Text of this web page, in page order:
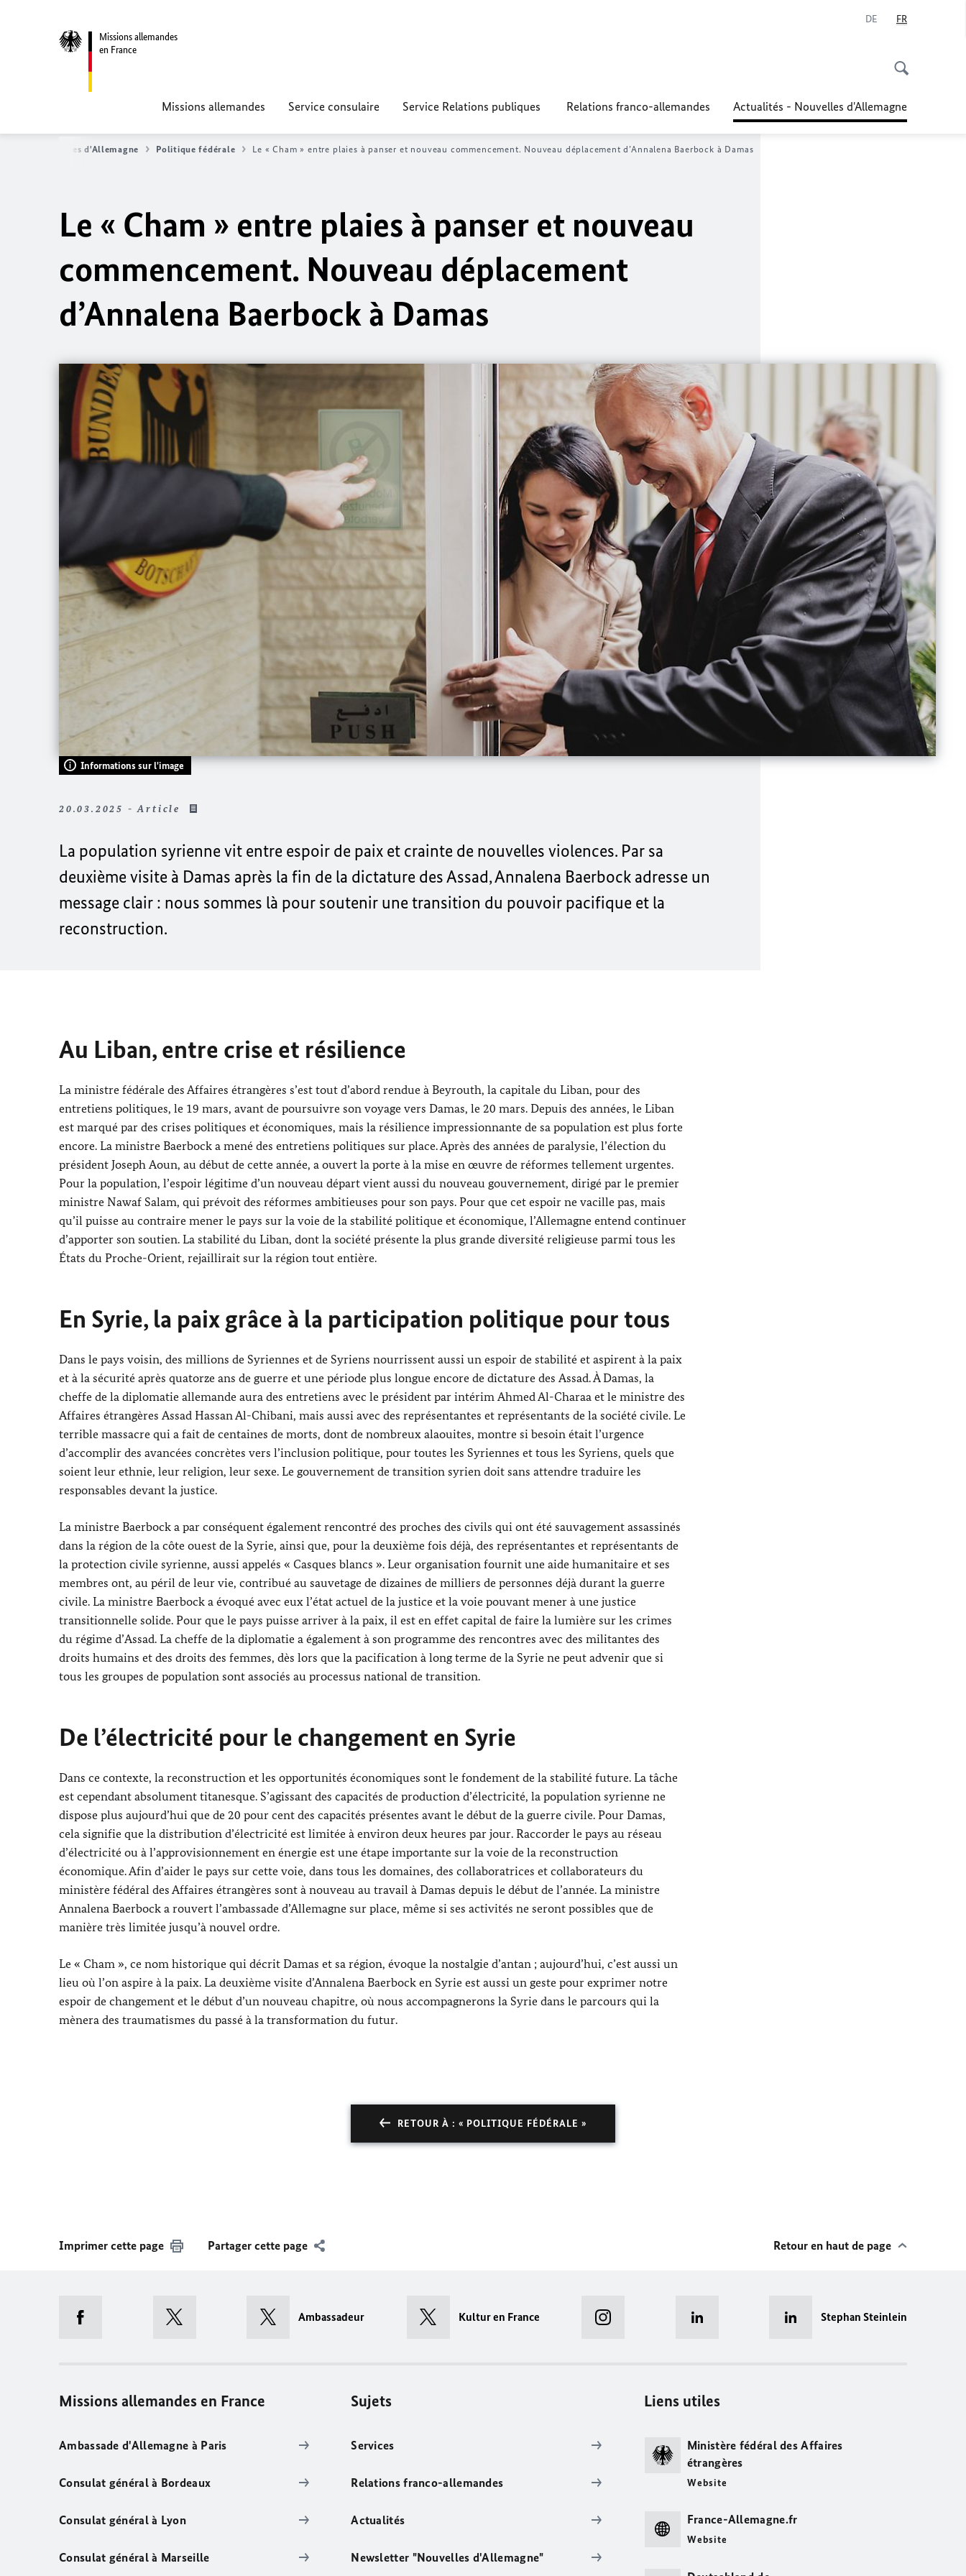
Missions allemandes
en France
DE FR
Missions allemandes Service consulaire Service Relations publiques Relations franco-allemandes Actualités - Nouvelles d'Allemagne
- Nouvelles d'Allemagne Politique fédérale Le « Cham » entre plaies à panser et nouveau commencement. Nouveau déplacementd’Annalena Baerbock à Damas
Le « Cham » entre plaies à panser et nouveau
commencement. Nouveau déplacement
d’Annalena Baerbockà Damas
Informations sur l'image
20.03.2025 - Article
La population syrienne vit entre espoir de paix et crainte de nouvelles violences. Par sa
deuxième visite à Damas après la fin de la dictature desAssad,Annalena Baerbock adresse un
message clair : nous sommes là pour soutenir une transition du pouvoir pacifique et la
reconstruction.
Au Liban, entre crise et résilience
La ministre fédérale des Affaires étrangères s’est tout d’abord rendue à Beyrouth, la capitale du Liban, pour des
entretiens politiques, le 19 mars, avant de poursuivre son voyage vers Damas, le 20 mars. Depuis des années, le Liban
est marqué par des crises politiques et économiques, mais la résilience impressionnante de sa population est plus forte
encore. La ministre Baerbock a mené des entretiens politiques sur place. Après des années de paralysie, l’élection du
président Joseph Aoun, au début de cette année, a ouvert la porte à la mise en œuvre de réformes tellement urgentes.
Pour la population, l’espoir légitime d’un nouveau départ vient aussi du nouveau gouvernement, dirigé par le premier
ministre Nawaf Salam, qui prévoit des réformes ambitieuses pour son pays. Pour que cet espoir ne vacille pas, mais
qu’il puisse au contraire mener le pays sur la voie de la stabilité politique et économique, l’Allemagne entend continuer
d’apporter son soutien. La stabilité du Liban, dont la société présente la plus grande diversité religieuse parmi tous les
États du Proche-Orient, rejaillirait sur la région tout entière.
En Syrie, la paix grâce à la participation politique pour tous
Dans le pays voisin, des millions de Syriennes et de Syriens nourrissent aussi un espoir de stabilité et aspirent à la paix
et à la sécurité après quatorze ans de guerre et une période plus longue encore de dictature des Assad. À Damas, la
cheffe de la diplomatie allemande aura des entretiens avec le président par intérim Ahmed Al-Charaa et le ministre des
Affaires étrangères Assad Hassan Al-Chibani, mais aussi avec des représentantes et représentants de la société civile. Le
terrible massacre qui a fait de centaines de morts, dont de nombreux alaouites, montre si besoin était l’urgence
d’accomplir des avancées concrètes vers l’inclusion politique, pour toutes les Syriennes et tous les Syriens, quels que
soient leur ethnie, leur religion, leur sexe. Le gouvernement de transition syrien doit sans attendre traduire les
responsables devant la justice.
La ministre Baerbock a par conséquent également rencontré des proches des civils qui ont été sauvagement assassinés
dans la région de la côte ouest de la Syrie, ainsi que, pour la deuxième fois déjà, des représentantes et représentants de
la protection civile syrienne, aussi appelés « Casques blancs ». Leur organisation fournit une aide humanitaire et ses
membres ont, au péril de leur vie, contribué au sauvetage de dizaines de milliers de personnes déjà durant la guerre
civile. La ministre Baerbock a évoqué avec eux l’état actuel de la justice et la voie pouvant mener à une justice
transitionnelle solide. Pour que le pays puisse arriver à la paix, il est en effet capital de faire la lumière sur les crimes
du régime d’Assad. La cheffe de la diplomatie a également à son programme des rencontres avec des militantes des
droits humains et des droits des femmes, dès lors que la pacification à long terme de la Syrie ne peut advenir que si
tous les groupes de population sont associés au processus national de transition.
De l’électricité pour le changement en Syrie
Dans ce contexte, la reconstruction et les opportunités économiques sont le fondement de la stabilité future. La tâche
est cependant absolument titanesque. S’agissant des capacités de production d’électricité, la population syrienne ne
dispose plus aujourd’hui que de 20 pour cent des capacités présentes avant le début de la guerre civile. Pour Damas,
cela signifie que la distribution d’électricité est limitée à environ deux heures par jour. Raccorder le pays au réseau
d’électricité ou à l’approvisionnement en énergie est une étape importante sur la voie de la reconstruction
économique. Afin d’aider le pays sur cette voie, dans tous les domaines, des collaboratrices et collaborateurs du
ministère fédéral des Affaires étrangères sont à nouveau au travail à Damas depuis le début de l’année. La ministre
Annalena Baerbock a rouvert l’ambassade d’Allemagne sur place, même si ses activités ne seront possibles que de
manière très limitée jusqu’à nouvel ordre.
Le « Cham », ce nom historique qui décrit Damas et sa région, évoque la nostalgie d’antan ; aujourd’hui, c’est aussi un
lieu où l’on aspire à la paix. La deuxième visite d’Annalena Baerbock en Syrie est aussi un geste pour exprimer notre
espoir de changement et le début d’un nouveau chapitre, où nous accompagnerons la Syrie dans le parcours qui la
mènera des traumatismes du passé à la transformation du futur.
RETOUR À : « POLITIQUE FÉDÉRALE »
Imprimer cette page Partager cette page Retour en haut de page
Ambassadeur Kultur en France Stephan Steinlein
Missions allemandes en France
Ambassade d'Allemagne à Paris
Consulat général à Bordeaux
Consulat général à Lyon
Consulat général à Marseille
Sujets
Services
Relations franco-allemandes
Actualités
Newsletter "Nouvelles d'Allemagne"
Liens utiles
Ministère fédéral des Affaires
étrangères
Website
France-Allemagne.fr
Website